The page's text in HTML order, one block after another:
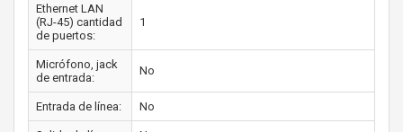
Ethernet LAN
(RJ-45) cantidad
de puertos:
1
Micrófono, jack
de entrada:
No
Entrada de línea: No